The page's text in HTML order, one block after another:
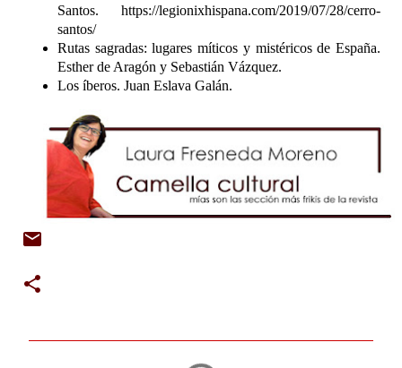
Santos. https://legionixhispana.com/2019/07/28/cerro-
santos/
Rutas sagradas: lugares míticos y mistéricos de España.
Esther de Aragón y Sebastián Vázquez.
Los íberos. Juan Eslava Galán.